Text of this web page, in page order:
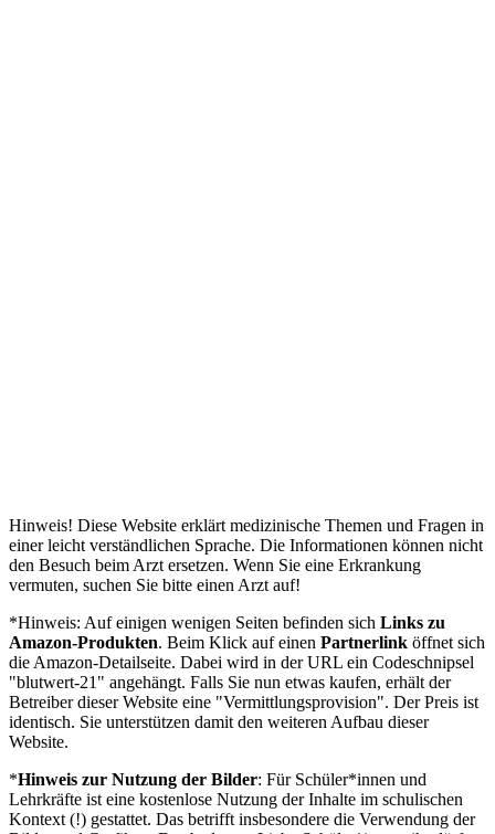
Hinweis! Diese Website erklärt medizinische Themen und Fragen in
einer leicht verständlichen Sprache. Die Informationen können nicht
den Besuch beim Arzt ersetzen. Wenn Sie eine Erkrankung
vermuten, suchen Sie bitte einen Arzt auf!
*Hinweis: Auf einigen wenigen Seiten befinden sich Links zu
Amazon-Produkten. Beim Klick auf einen Partnerlink öffnet sich
die Amazon-Detailseite. Dabei wird in der URL ein Codeschnipsel
"blutwert-21" angehängt. Falls Sie nun etwas kaufen, erhält der
Betreiber dieser Website eine "Vermittlungsprovision". Der Preis ist
identisch. Sie unterstützen damit den weiteren Aufbau dieser
Website.
*Hinweis zur Nutzung der Bilder: Für Schüler*innen und
Lehrkräfte ist eine kostenlose Nutzung der Inhalte im schulischen
Kontext (!) gestattet. Das betrifft insbesondere die Verwendung der